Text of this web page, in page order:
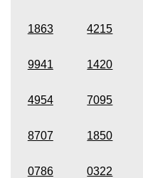
1863 4215
9941 1420
4954 7095
8707 1850
0786 0322